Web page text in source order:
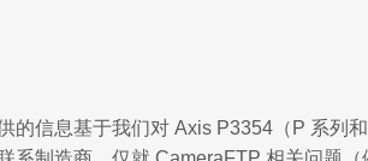
的信息基于我们对 Axis P3354（P 系列